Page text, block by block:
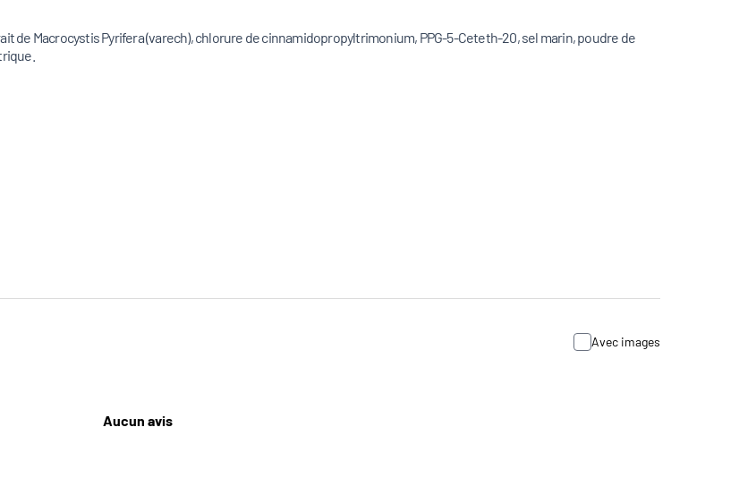
de Macrocystis Pyrifera (varech), chlorure de cinnamidopropyltrimonium, PPG-5-Ceteth-20, sel marin, poudre de
Avec images
Aucun avis